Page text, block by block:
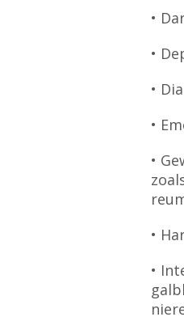
•
•
•
•
•
•
•